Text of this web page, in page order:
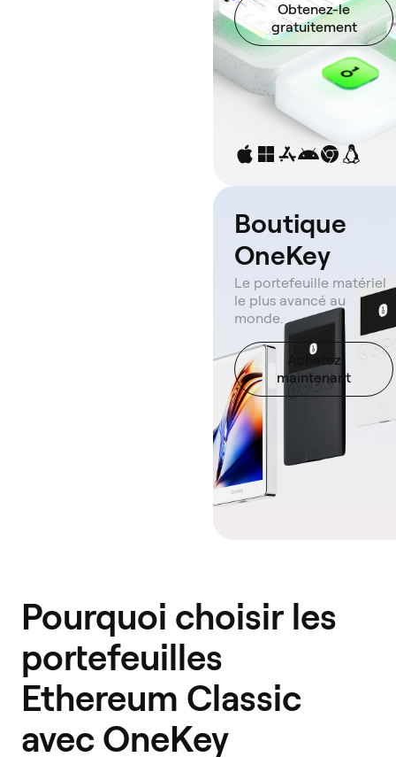
Obtenez-le
gratuitement
Boutique
OneKey
Le portefeuille matériel
le plus avancé au
monde.
Achetez
maintenant
Pourquoi choisir les
portefeuilles
Ethereum Classic
avec OneKey